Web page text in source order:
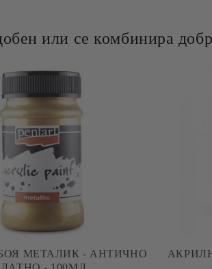
или се комбинира
МЕТАЛИК - АНТИЧНО